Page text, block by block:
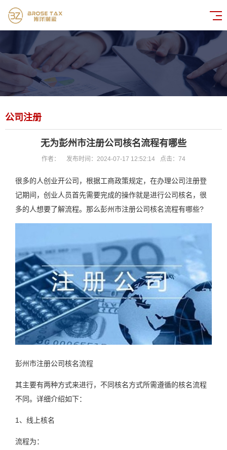
公司注册
无为彭州市注册公司核名流程有哪些
作者： 发布时间：2024-07-17 12:52:14 点击： 74
很多的人创业开公司，根据工商政策规定，在办理公司注册登
记期间，创业人员首先需要完成的操作就是进行公司核名，很
多的人想要了解流程。那么彭州市注册公司核名流程有哪些?
彭州市注册公司核名流程
其主要有两种方式来进行，不同核名方式所需遵循的核名流程
不同。详细介绍如下：
1、线上核名
流程为：